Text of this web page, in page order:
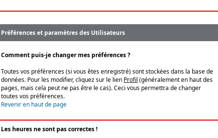
Préférences et paramètres des Utilisateurs
Comment puis-je changer mes préférences ?
Toutes vos préférences (si vous êtes enregistré) sont stockées dans la base de
données. Pour les modifier, cliquez sur le lien Profil (généralement en haut des
pages, mais cela peut ne pas être le cas). Ceci vous permettra de changer
toutes vos préférences.
Revenir en haut de page
Les heures ne sont pas correctes !